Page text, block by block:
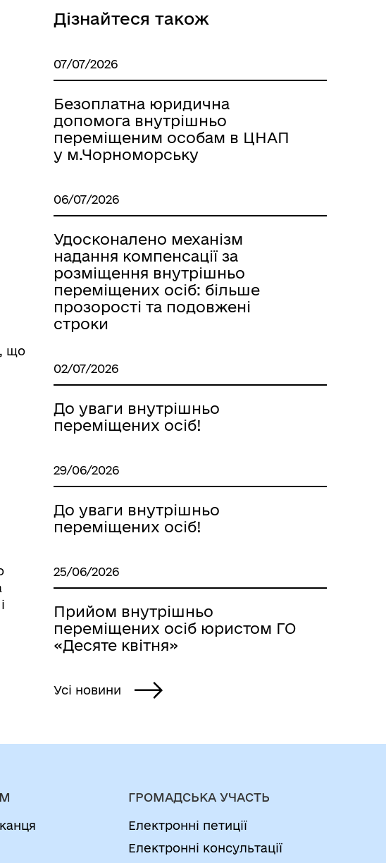
що
Дізнайтеся також
07/07/2026
Безоплатна юридична
допомога внутрішньо
переміщеним особам в ЦНАП
у м.Чорноморську
06/07/2026
Удосконалено механізм
надання компенсації за
розміщення внутрішньо
переміщених осіб: більше
прозорості та подовжені
строки
02/07/2026
До уваги внутрішньо
переміщених осіб!
29/06/2026
До уваги внутрішньо
переміщених осіб!
25/06/2026
Прийом внутрішньо
переміщених осіб юристом ГО
«Десяте квітня»
Усі новини
ГРОМАДСЬКА УЧАСТЬ
Електронні петиції
Електронні консультації